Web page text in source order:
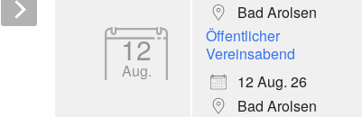
Deutscher Meister Titel für Ursula
Nikolaiczek
Bad Arolsen
12
Aug.
Öffentlicher
Vereinsabend
12 Aug. 26
Bad Arolsen